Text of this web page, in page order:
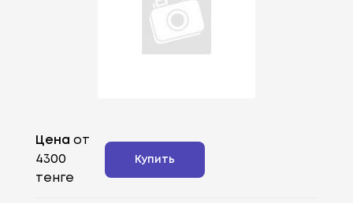
Цена от
4300
тенге
Купить